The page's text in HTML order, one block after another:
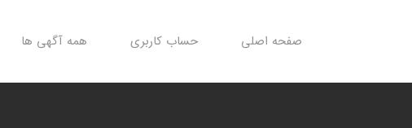
صفحه اصلی حساب کاربری همه آگهی ها